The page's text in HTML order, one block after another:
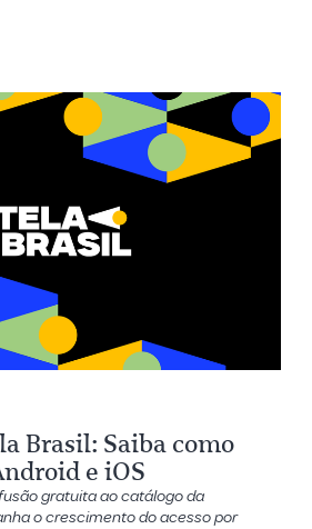
Brasil: Saiba como
e iOS
gratuita ao catálogo da
o crescimento do acesso por